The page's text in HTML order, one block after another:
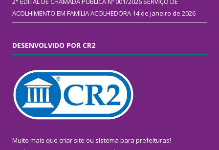
ACOLHIMENTO EM FAMÍLIA ACOLHEDORA 14 de janeiro de 2026
DESENVOLVIDO POR CR2
Muito mais que criar site ou sistema para prefeituras!